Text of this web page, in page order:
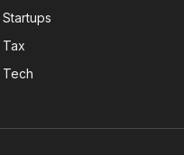
Startups
Tax
Tech